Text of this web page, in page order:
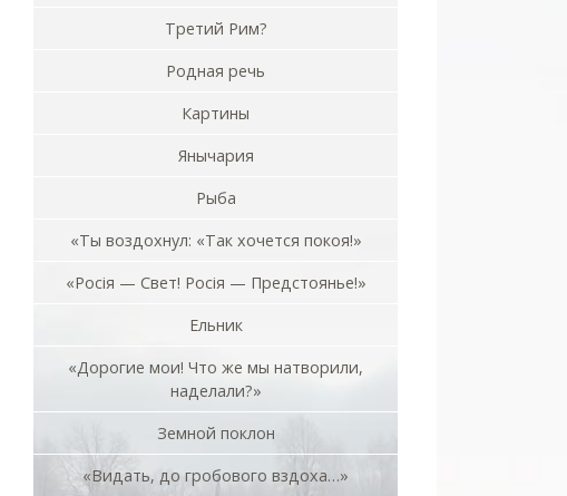
Третий Рим?
Родная речь
Картины
Янычария
Рыба
«Ты воздохнул: «Так хочется покоя!»
«Росiя — Свет! Росiя — Предстоянье!»
Ельник
«Дорогие мои! Что же мы натворили,
наделали?»
Земной поклон
«Видать, до гробового вздоха…»